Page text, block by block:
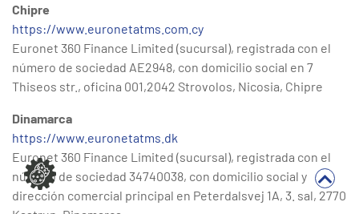
Chipre
https://www.euronetatms.com.cy
Euronet 360 Finance Limited (sucursal), registrada con el
número de sociedad AE2948, con domicilio social en 7
Thiseos str., oficina 001,2042 Strovolos, Nicosia, Chipre
Dinamarca
https://www.euronetatms.dk
Euronet 360 Finance Limited (sucursal), registrada con el
número de sociedad 34740038, con domicilio social y
dirección comercial principal en Peterdalsvej 1A, 3. sal, 2770